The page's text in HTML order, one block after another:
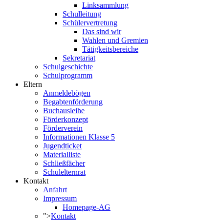
Linksammlung
Schulleitung
Schülervertretung
Das sind wir
Wahlen und Gremien
Tätigkeitsbereiche
Sekretariat
Schulgeschichte
Schulprogramm
Eltern
Anmeldebögen
Begabtenförderung
Buchausleihe
Förderkonzept
Förderverein
Informationen Klasse 5
Jugendticket
Materialliste
Schließfächer
Schulelternrat
Kontakt
Anfahrt
Impressum
Homepage-AG
">Kontakt